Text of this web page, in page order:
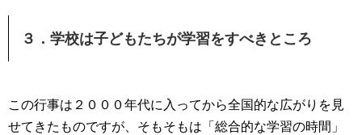
３．学校は子どもたちが学習をすべきところ
この行事は２０００年代に入ってから全国的な広がりを見
せてきたものですが、そもそもは「総合的な学習の時間」